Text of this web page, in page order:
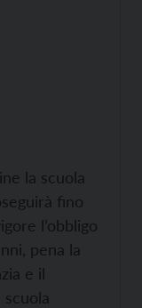
la scuola
fino
l’obbligo
pena la
e il